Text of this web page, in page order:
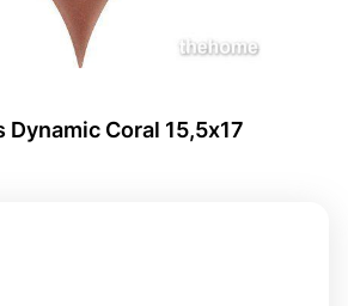
Dynamic Coral 15,5х17